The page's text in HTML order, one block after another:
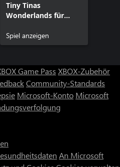
Tiny Tinas
Wonderlands für
Spiel anzeigen
Game Pass XBOX-Zubehör
Community-Standards
Microsoft-Konto Microsoft
An Microsoft